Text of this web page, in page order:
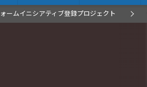
ームイニシアティブ登録プロジェクト